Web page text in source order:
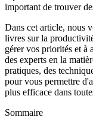
important de trouver
Dans cet article, nous
livres sur la
gérer vos priorités et à
des experts en la
pratiques, des
pour vous permettre
plus efficace dans
Sommaire